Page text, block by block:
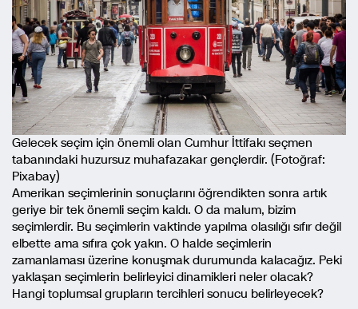
Gelecek seçim için önemli olan Cumhur İttifakı seçmen
tabanındaki huzursuz muhafazakar gençlerdir. (Fotoğraf:
Pixabay)
Amerikan seçimlerinin sonuçlarını öğrendikten sonra artık
geriye bir tek önemli seçim kaldı. O da malum, bizim
seçimlerdir. Bu seçimlerin vaktinde yapılma olasılığı sıfır değil
elbette ama sıfıra çok yakın. O halde seçimlerin
zamanlaması üzerine konuşmak durumunda kalacağız. Peki
yaklaşan seçimlerin belirleyici dinamikleri neler olacak?
Hangi toplumsal grupların tercihleri sonucu belirleyecek?